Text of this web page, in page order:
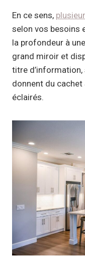
En ce sens,
selon vos besoins
la profondeur à
grand miroir et
titre
donnent du
éclairés.